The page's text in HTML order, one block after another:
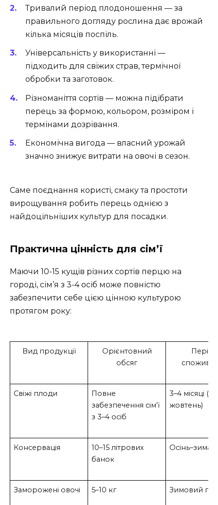
Тривалий період плодоношення — за
правильного догляду рослина дає врожай
кілька місяців поспіль.
Універсальність у використанні —
підходить для свіжих страв, термічної
обробки та заготовок.
Різноманіття сортів — можна підібрати
перець за формою, кольором, розміром і
термінами дозрівання.
Економічна вигода — власний урожай
значно знижує витрати на овочі в сезон.
Саме поєднання користі, смаку та простоти
вирощування робить перець однією з
найдоцільніших культур для посадки.
Практична цінність для сім’ї
Маючи 10-15 кущів різних сортів перцю на
городі, сім’я з 3-4 осіб може повністю
забезпечити себе цією цінною культурою
протягом року:
Вид продукції
Орієнтовний
обсяг
Період
Свіжі плоди
Повне
забезпечення сім’ї
з 3–4 осіб
3–4 місяці
жовтень)
Консервація
10–15 літрових
банок
Осінь–зима
Заморожені овочі 5–10 кг Зимовий